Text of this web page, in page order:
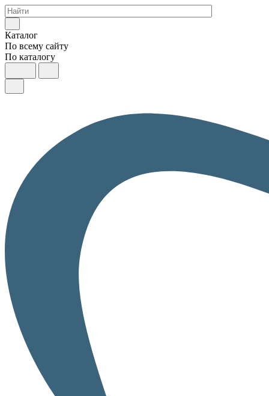
Каталог
По всему сайту
По каталогу